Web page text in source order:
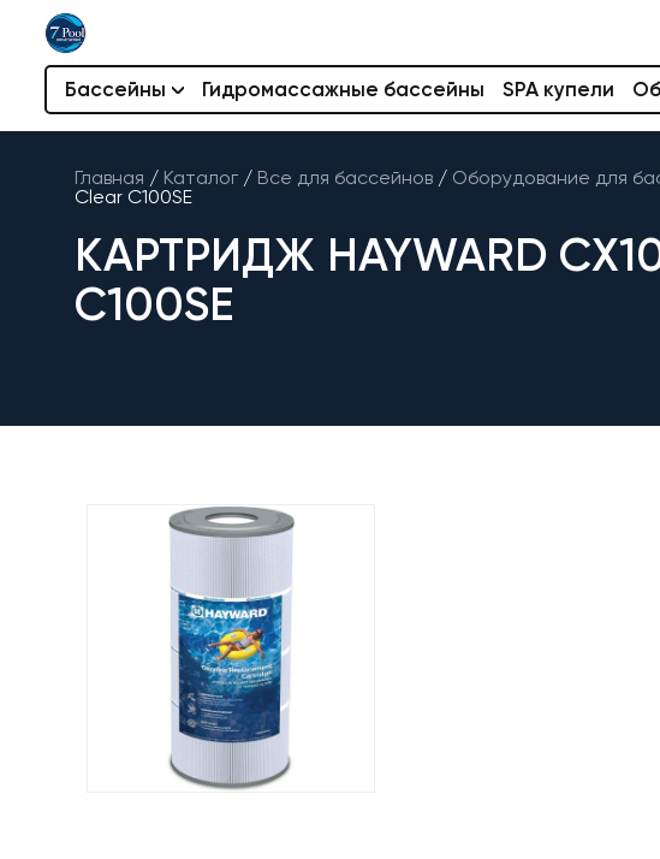
Бассейны Гидромассажные бассейны SPA купели
Главная / Каталог / Все для бассейнов / Оборудование для
Clear C100SE
КАРТРИДЖ HAYWARD
C100SE